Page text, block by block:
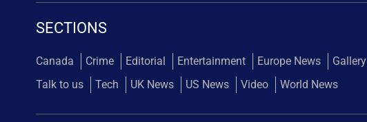
SECTIONS
Canada Crime Editorial Entertainment Europe News Gallery
Talk to us
Tech UK News US News Video World News